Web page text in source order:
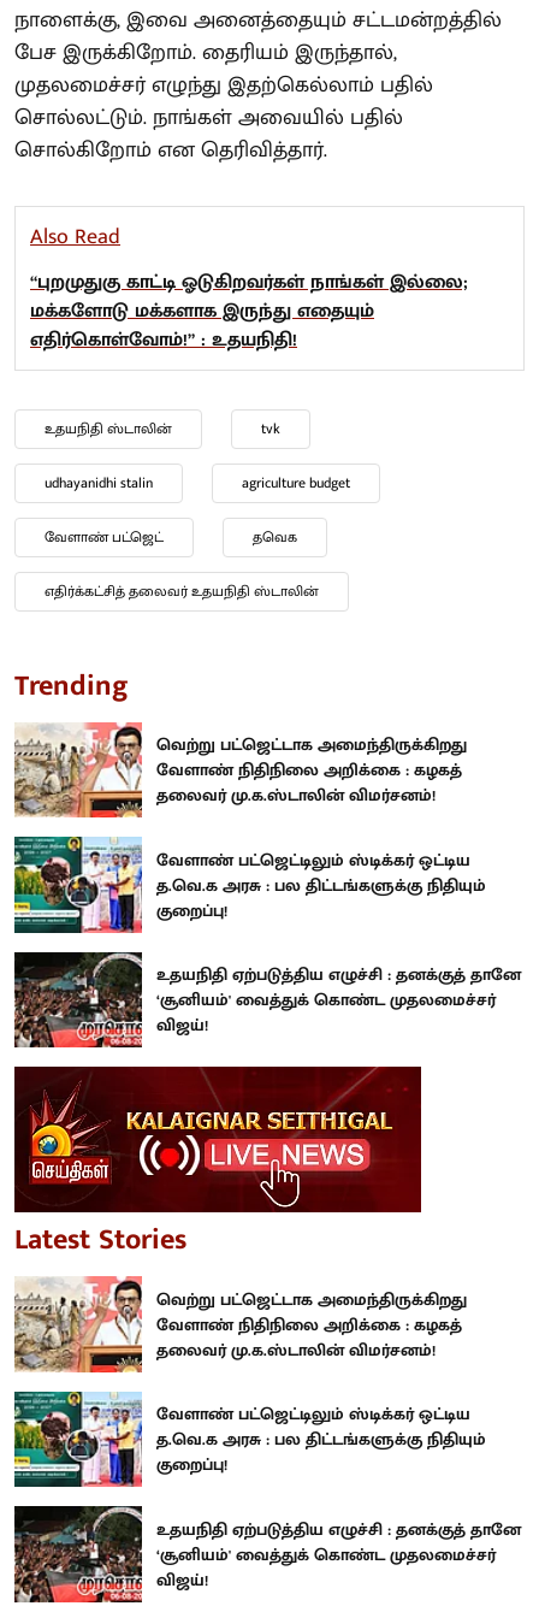
நாளைக்கு, இவை அனைத்தையும் சட்டமன்றத்தில்
பேச இருக்கிறோம். தைரியம் இருந்தால்,
முதலமைச்சர் எழுந்து இதற்கெல்லாம் பதில்
சொல்லட்டும். நாங்கள் அவையில் பதில்
சொல்கிறோம் என தெரிவித்தார்.
Also Read
“புறமுதுகு காட்டி ஓடுகிறவர்கள் நாங்கள் இல்லை;
மக்களோடு மக்களாக இருந்து எதையும்
எதிர்கொள்வோம்!” : உதயநிதி!
உதயநிதி ஸ்டாலின் tvk
udhayanidhi stalin agriculture budget
வேளாண் பட்ஜெட் தவெக
எதிர்க்கட்சித் தலைவர் உதயநிதி ஸ்டாலின்
Trending
வெற்று பட்ஜெட்டாக அமைந்திருக்கிறது
வேளாண் நிதிநிலை அறிக்கை : கழகத்
தலைவர் மு.க.ஸ்டாலின் விமர்சனம்!
வேளாண் பட்ஜெட்டிலும் ஸ்டிக்கர் ஒட்டிய
த.வெ.க அரசு : பல திட்டங்களுக்கு நிதியும்
குறைப்பு!
உதயநிதி ஏற்படுத்திய எழுச்சி : தனக்குத் தானே
‘சூனியம்' வைத்துக் கொண்ட முதலமைச்சர்
விஜய்!
Latest Stories
வெற்று பட்ஜெட்டாக அமைந்திருக்கிறது
வேளாண் நிதிநிலை அறிக்கை : கழகத்
தலைவர் மு.க.ஸ்டாலின் விமர்சனம்!
வேளாண் பட்ஜெட்டிலும் ஸ்டிக்கர் ஒட்டிய
த.வெ.க அரசு : பல திட்டங்களுக்கு நிதியும்
குறைப்பு!
உதயநிதி ஏற்படுத்திய எழுச்சி : தனக்குத் தானே
‘சூனியம்' வைத்துக் கொண்ட முதலமைச்சர்
விஜய்!